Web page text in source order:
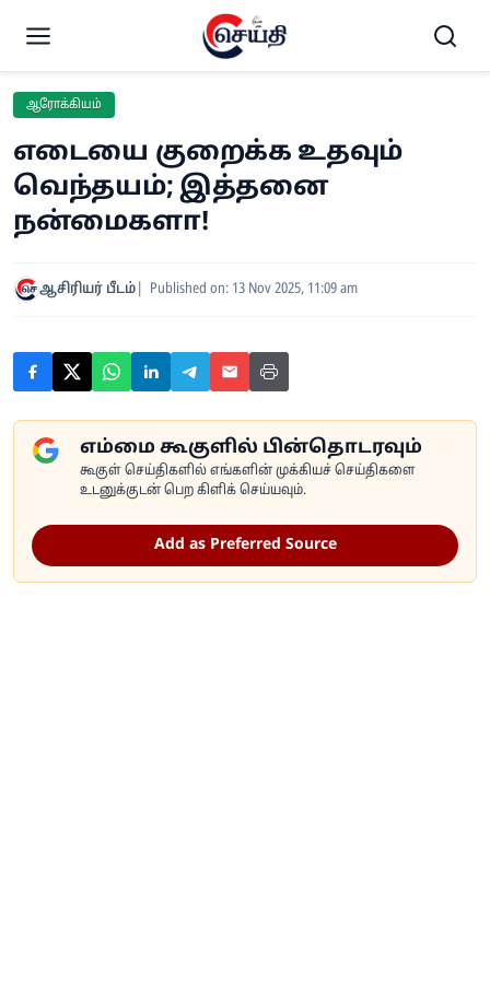
ஆரோக்கியம்
எடையை குறைக்க உதவும்
வெந்தயம்; இத்தனை
நன்மைகளா!
ஆசிரியர் பீடம் Published on: 13 Nov 2025, 11:09 am
எம்மை கூகுளில் பின்தொடரவும்
கூகுள் செய்திகளில் எங்களின் முக்கியச் செய்திகளை
உடனுக்குடன் பெற கிளிக் செய்யவும்.
Add as Preferred Source